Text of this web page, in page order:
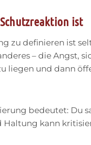
ist
zu definieren ist
– die Angst,
liegen und dann
bedeutet: Du
Haltung kann